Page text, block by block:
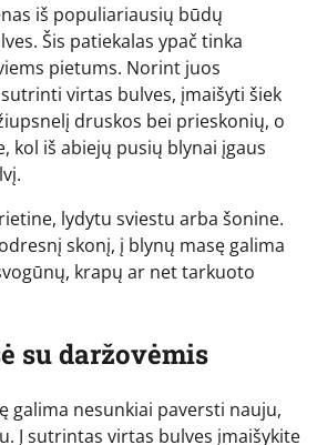
iš populiariausių būdų
Šis patiekalas ypač tinka
pietums. Norint juos
virtas bulves, įmaišyti šiek
druskos bei prieskonių, o
kol iš abiejų pusių blynai įgaus
lydytu sviestu arba šonine.
skonį, į blynų masę galima
krapų ar net tarkuoto
su daržovėmis
galima nesunkiai paversti nauju,
Į sutrintas virtas bulves įmaišykite